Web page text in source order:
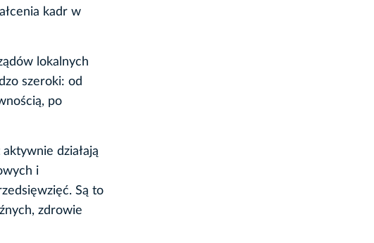
kadr w
lokalnych
szeroki: od
po
działają
i
Są to
zdrowie